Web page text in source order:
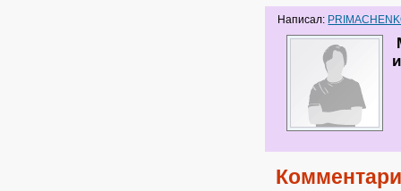
Написал: